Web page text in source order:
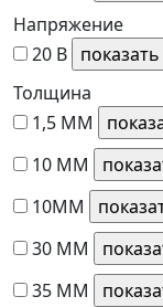
Напряжение
20 В
Толщина
1,5 ММ
10 ММ
10ММ
30 ММ
35 ММ